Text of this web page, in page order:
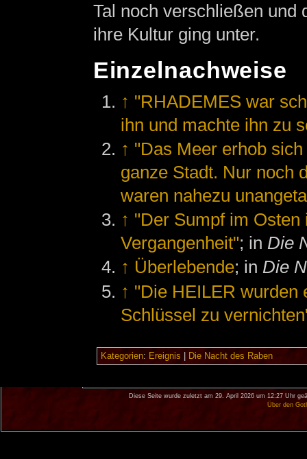
Tal noch verschließen und
ihre Kultur ging unter.
Einzelnachweise
↑ "RHADEMES war
ihn und machte ihn zu
↑ "Das Meer erhob
ganze Stadt. Nur noch
waren nahezu
↑ "Der Sumpf im
Vergangenheit"; in Die
↑ Überlebende; in Die
↑ "Die HEILER wurden
Schlüssel zu
Kategorien: Ereignis Die Nacht des Raben
Diese Seite wurde zuletzt am 29. April 2026 um 12:27 Uhr
Über den